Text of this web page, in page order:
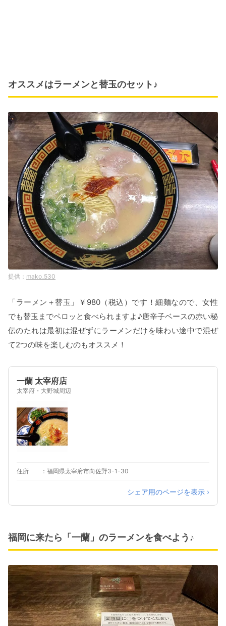
オススメはラーメンと替玉のセット♪
mako_530
「ラーメン＋替玉」￥980（税込）です！細麺なので、女性
でも替玉までペロッと食べられますよ♪唐辛子ベースの赤い秘
伝のたれは最初は混ぜずにラーメンだけを味わい途中で混ぜ
て2つの味を楽しむのもオススメ！
一蘭 太宰府店
太宰府・大野城周辺
住所 福岡県太宰府市向佐野3-1-30
シェア用のページを表示 ›
福岡に来たら「一蘭」のラーメンを食べよう♪